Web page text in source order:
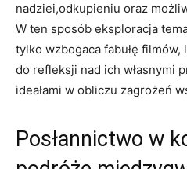
nadziei,odkupieniu oraz
W ten sposób eksploracja
tylko wzbogaca fabułę filmów,
do refleksji nad ich własnymi
ideałami w obliczu zagrożeń
Posłannictwo w